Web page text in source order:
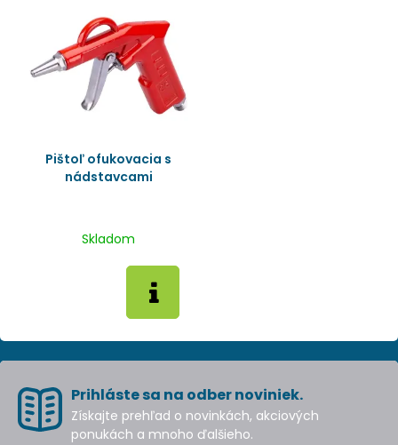
Pištoľ ofukovacia s
nádstavcami
Skladom
Prihláste sa na odber noviniek.
Získajte prehľad o novinkách, akciových
ponukách a mnoho ďalšieho.